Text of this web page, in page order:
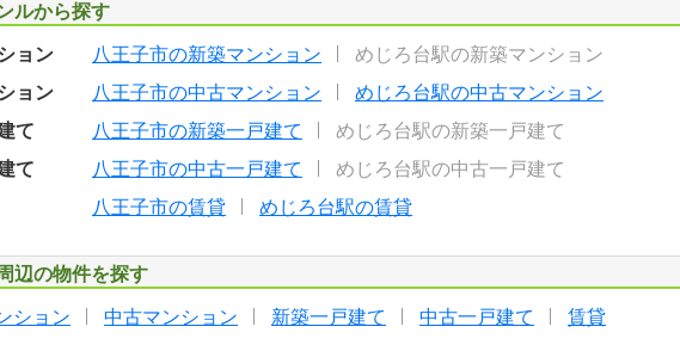
ルから探す
ョン 八王子市の新築マンション
めじろ台駅の新築マンション
ョン
八王子市の中古マンション
めじろ台駅の中古マンション
て
八王子市の新築一戸建て
めじろ台駅の新築一戸建て
て
八王子市の中古一戸建て
めじろ台駅の中古一戸建て
八王子市の賃貸 めじろ台駅の賃貸
辺の物件を探す
ション 中古マンション 新築一戸建て 中古一戸建て 賃貸